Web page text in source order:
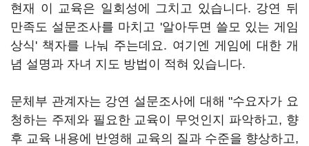
현재 이 교육은 일회성에 그치고 있습니다. 강연 뒤
만족도 설문조사를 마치고 '알아두면 쓸모 있는 게임
상식' 책자를 나눠 주는데요. 여기엔 게임에 대한 개
념 설명과 자녀 지도 방법이 적혀 있습니다.
문체부 관계자는 강연 설문조사에 대해 "수요자가 요
청하는 주제와 필요한 교육이 무엇인지 파악하고, 향
후 교육 내용에 반영해 교육의 질과 수준을 향상하고,